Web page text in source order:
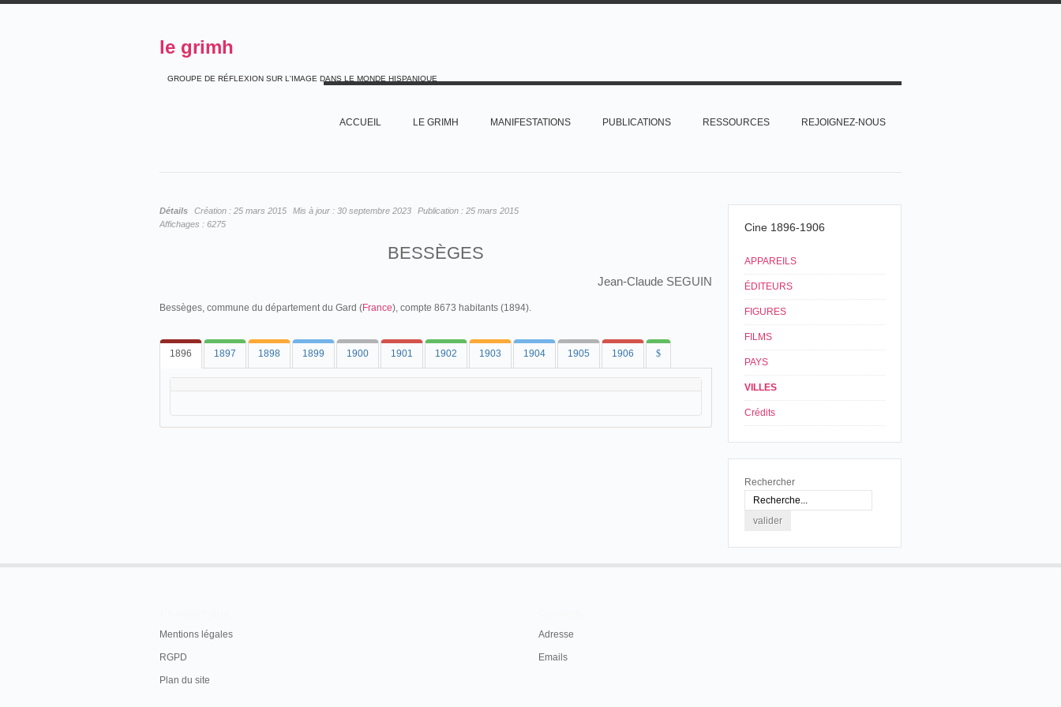
le grimh
GROUPE DE RÉFLEXION SUR L'IMAGE DANS LE MONDE HISPANIQUE
ACCUEIL LE GRIMH MANIFESTATIONS PUBLICATIONS RESSOURCES REJOIGNEZ-NOUS
Détails Création : 25 mars 2015 Mis à jour : 30 septembre 2023 Publication : 25 mars 2015
Affichages : 6275
BESSÈGES
Jean-Claude SEGUIN
Bessèges, commune du département du Gard (France), compte 8673 habitants (1894).
1896 1897 1898 1899 1900 1901 1902 1903 1904 1905 1906 $
Cine 1896-1906
APPAREILS
ÉDITEURS
FIGURES
FILMS
PAYS
VILLES
Crédits
Rechercher
Mentions légales
RGPD
Plan du site
Adresse
Emails